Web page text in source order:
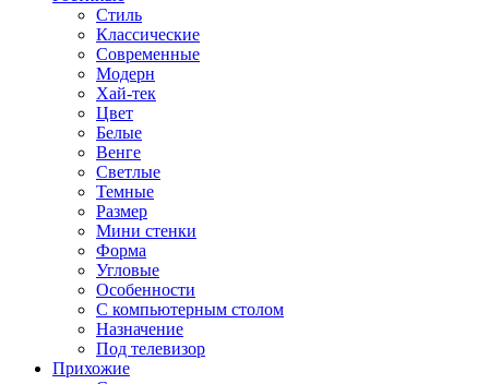
Стиль
Классические
Современные
Модерн
Хай-тек
Цвет
Белые
Венге
Светлые
Темные
Размер
Мини стенки
Форма
Угловые
Особенности
С компьютерным столом
Назначение
Под телевизор
Прихожие